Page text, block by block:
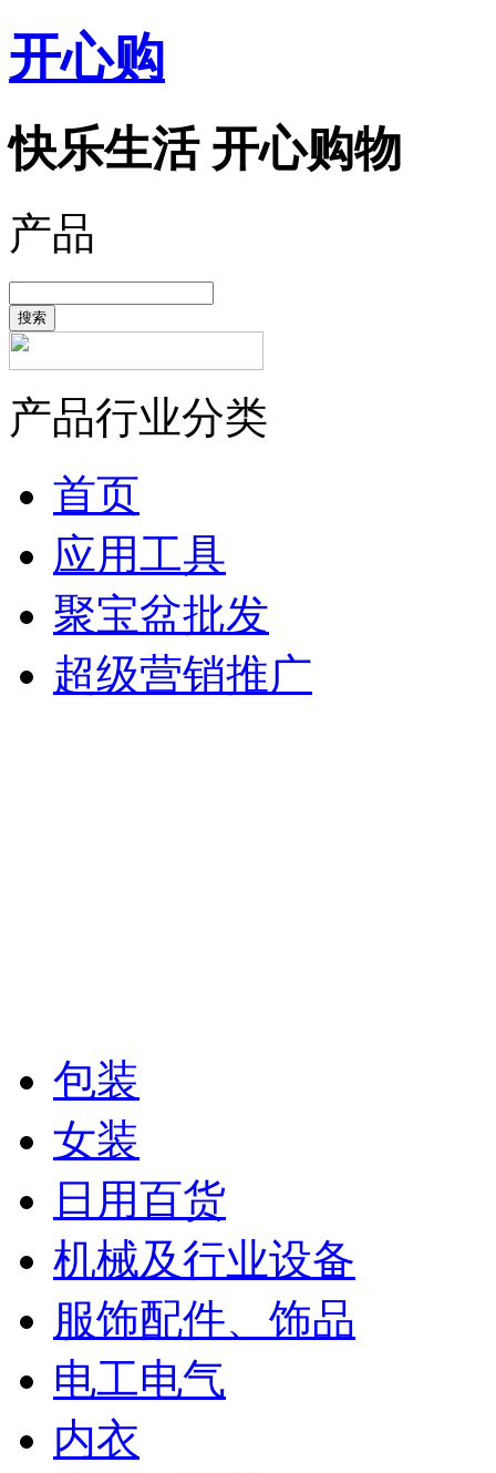
开心购
快乐生活 开心购物
产品
搜索
产品行业分类
首页
应用工具
聚宝盆批发
超级营销推广
包装
女装
日用百货
机械及行业设备
服饰配件、饰品
电工电气
内衣